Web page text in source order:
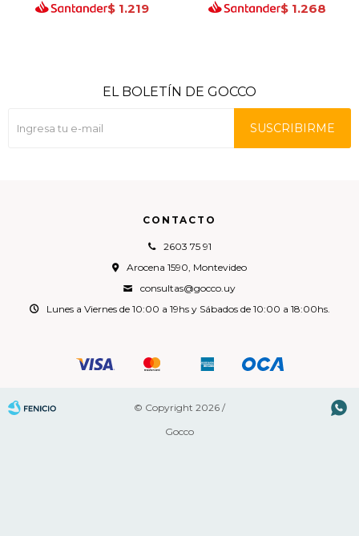
$ 1.219
$ 1.268
CONTACTO
2603 75 91
Arocena 1590, Montevideo
consultas@gocco.uy
Lunes a Viernes de 10:00 a 19hs y Sábados de 10:00 a 18:00hs.
EL BOLETÍN DE GOCCO
SUSCRIBIRME
© Copyright 2026 /
Gocco
